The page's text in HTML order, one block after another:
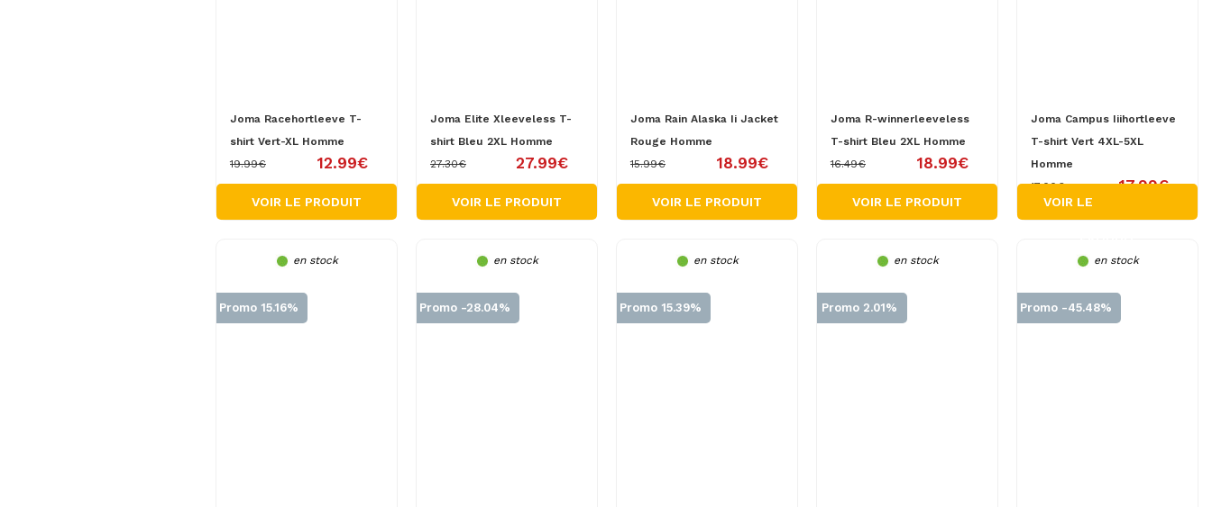
Joma Racehortleeve T-
shirt Vert-XL Homme
12.99€
19.99€
VOIR LE PRODUIT
Joma Elite Xleeveless T-
shirt Bleu 2XL Homme
27.99€
27.30€
VOIR LE PRODUIT
Joma Rain Alaska Ii Jacket
Rouge Homme
18.99€
15.99€
VOIR LE PRODUIT
Joma R-winnerleeveless
T-shirt Bleu 2XL Homme
18.99€
16.49€
VOIR LE PRODUIT
Joma Campus Iiihortleeve
T-shirt Vert 4XL-5XL
Homme
17.99€
17.00€
VOIR LE
en stock
Promo 15.16%
en stock
Promo -28.04%
en stock
Promo 15.39%
en stock
Promo 2.01%
en stock
Promo -45.48%